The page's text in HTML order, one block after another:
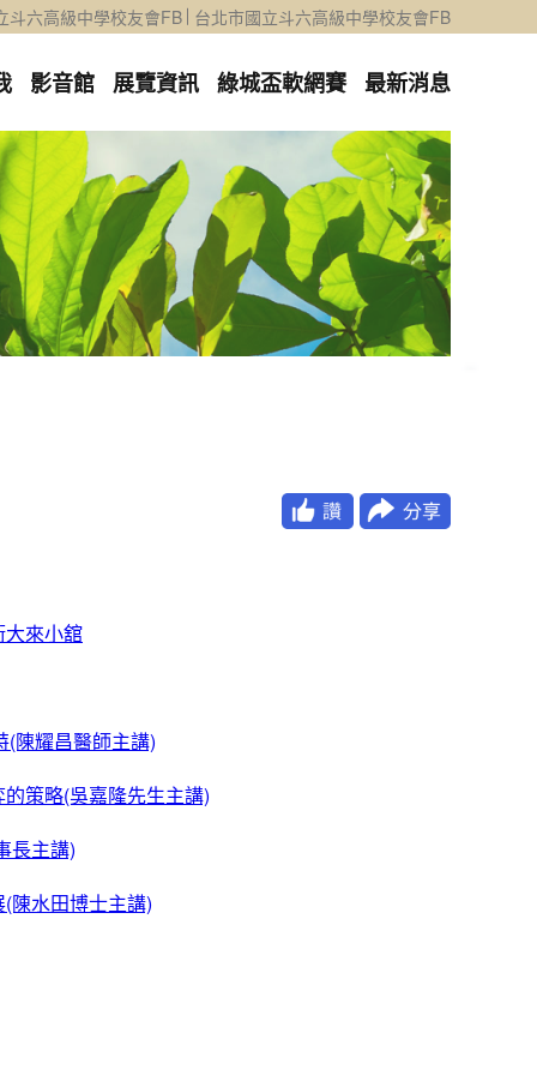
斗六高級中學校友會FB 台北市國立斗六高級中學校友會FB
影音館 展覽資訊 綠城盃軟網賽 最新消息
來小舘
陳耀昌醫師主講)
策略(吳嘉隆先生主講)
長主講)
陳水田博士主講)